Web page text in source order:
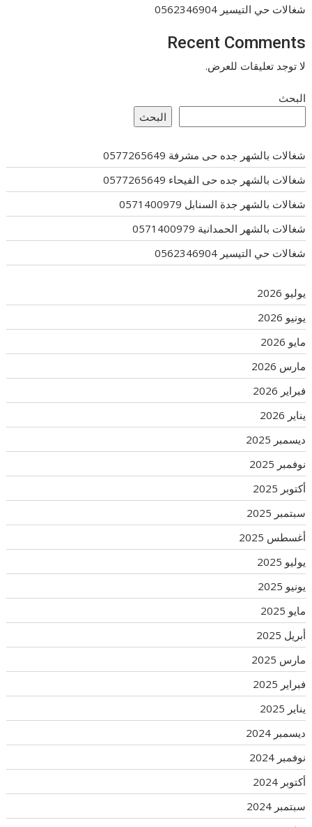
شغالات حي التيسير 0562346904
Recent Comments
لا توجد تعليقات للعرض.
البحث
البحث
شغالات بالشهر جده حى مشرفة 0577265649
شغالات بالشهر جده حى الفيحاء 0577265649
شغالات بالشهر جدة السنابل 0571400979
شغالات بالشهر الحمدانية 0571400979
شغالات حي التيسير 0562346904
يوليو 2026
يونيو 2026
مايو 2026
مارس 2026
فبراير 2026
يناير 2026
ديسمبر 2025
نوفمبر 2025
أكتوبر 2025
سبتمبر 2025
أغسطس 2025
يوليو 2025
يونيو 2025
مايو 2025
أبريل 2025
مارس 2025
فبراير 2025
يناير 2025
ديسمبر 2024
نوفمبر 2024
أكتوبر 2024
سبتمبر 2024